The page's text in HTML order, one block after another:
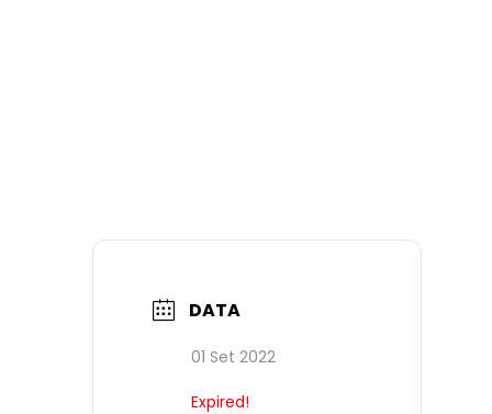
DATA
01 Set 2022
Expired!